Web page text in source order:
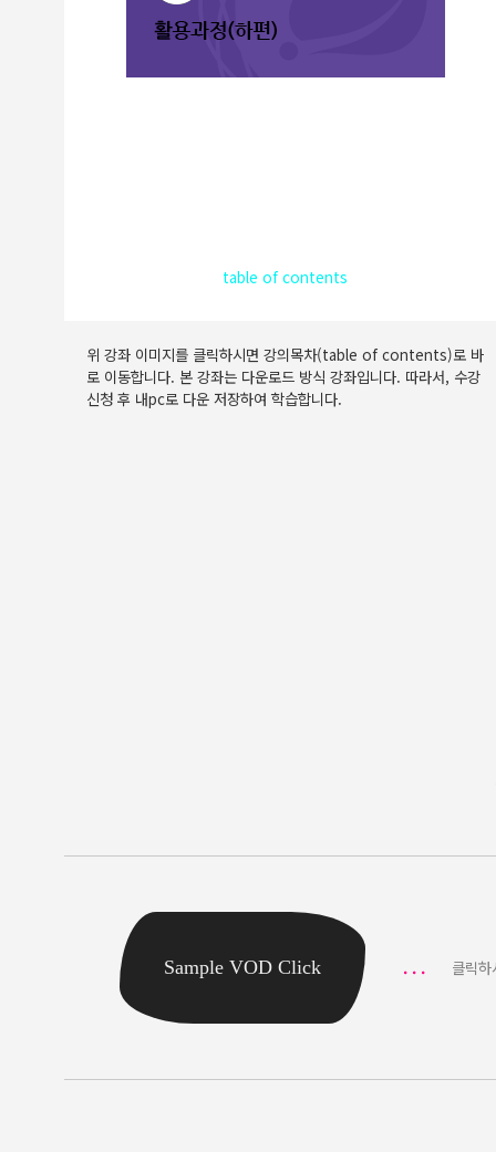
table of contents
위 강좌 이미지를 클릭하시면 강의목차(table of contents)로 바
로 이동합니다. 본 강좌는 다운로드 방식 강좌입니다. 따라서, 수강
신청 후 내pc로 다운 저장하여 학습합니다.
Sample VOD Click . . . 클릭